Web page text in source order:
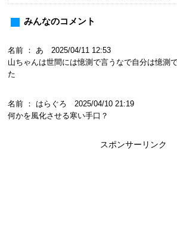
みんなのコメント
名前 ： あ 2025/04/11 12:53
山ちゃんは世間には憶測で言うなで自分は憶測
た
名前 ： はらぐろ 2025/04/10 21:19
何かを風化させる寒い手口？
スポンサーリンク